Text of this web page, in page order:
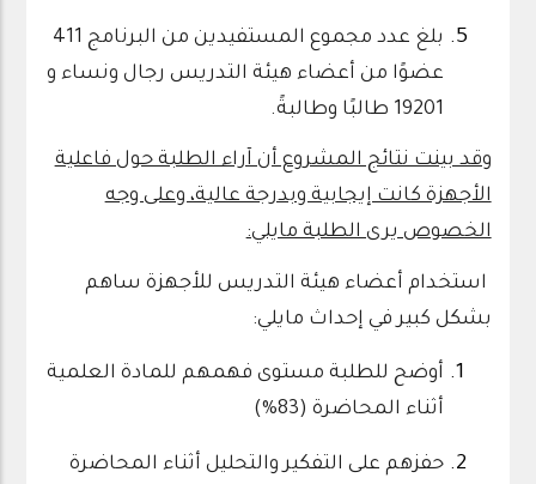
بلغ عدد مجموع المستفيدين من البرنامج 411
عضوًا من أعضاء هيئة التدريس رجال ونساء و
19201 طالبًا وطالبةً.
وقد بينت نتائج المشروع أن آراء الطلبة حول فاعلية
الأجهزة كانت إيجابية وبدرجة عالية، وعلى وجه
الخصوص يرى الطلبة مايلي:
استخدام أعضاء هيئة التدريس للأجهزة ساهم
بشكل كبير في إحداث مايلي:
أوضح للطلبة مستوى فهمهم للمادة العلمية
أثناء المحاضرة (83%)
حفزهم على التفكير والتحليل أثناء المحاضرة